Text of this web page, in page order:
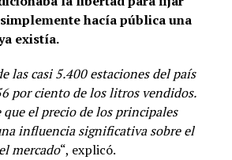
hacía pública una
existía.
las casi 5.400 estaciones del país
por ciento de los litros vendidos.
que el precio de los principales
influencia significativa sobre el
mercado“, explicó.